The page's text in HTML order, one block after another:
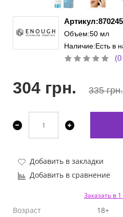
Артикул:870245
Объем:50 мл
Наличие:Есть в
304 грн. 335 грн.
Добавить в закладки
Добавить в сравнение
Заказать в
Возраст
18+